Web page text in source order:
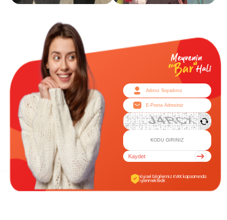
Kaydet
Kişisel bilgileriniz KVKK kapsamında
işlenmektedir.